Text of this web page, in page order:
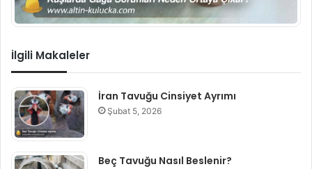
İlgili Makaleler
İran Tavuğu Cinsiyet Ayrımı
Şubat 5, 2026
Beç Tavuğu Nasıl Beslenir?